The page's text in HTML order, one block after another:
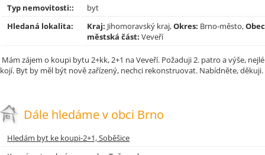
Typ nemovitosti::
byt
Hledaná lokalita:
Kraj: Jihomoravský kraj,Okres: Brno-město,
městská část: Veveří
Mám zájem o koupi bytu 2+kk, 2+1 na Veveří. Požaduji 2. patro a výše,
kojí. Byt by měl být nově zařízený, nechci rekonstruovat. Nabídněte, děkuji.
Dále hledáme v obci Brno
Hledám byt ke koupi-2+1, Soběšice